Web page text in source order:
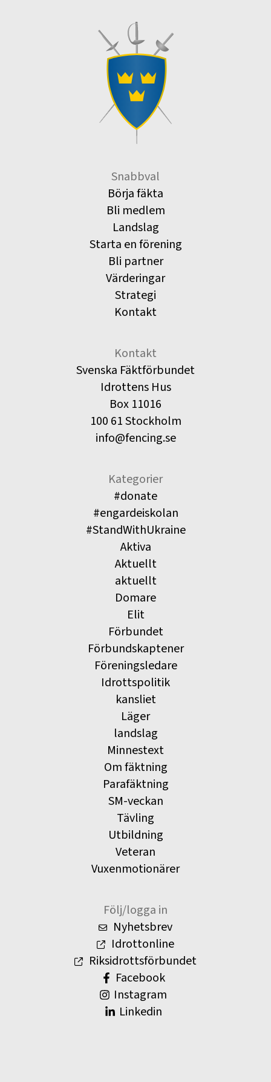
Snabbval
Börja fäkta
Bli medlem
Landslag
Starta en förening
Bli partner
Värderingar
Strategi
Kontakt
Kontakt
Svenska Fäktförbundet
Idrottens Hus
Box 11016
100 61 Stockholm
info@fencing.se
Kategorier
#donate
#engardeiskolan
#StandWithUkraine
Aktiva
Aktuellt
aktuellt
Domare
Elit
Förbundet
Förbundskaptener
Föreningsledare
Idrottspolitik
kansliet
Läger
landslag
Minnestext
Om fäktning
Parafäktning
SM-veckan
Tävling
Utbildning
Veteran
Vuxenmotionärer
Följ/logga in
Nyhetsbrev
Idrottonline
Riksidrottsförbundet
Facebook
Instagram
Linkedin